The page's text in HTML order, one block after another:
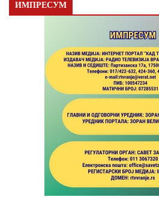
ИМПРЕСУМ